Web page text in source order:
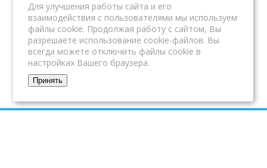
Для улучшения работы сайта и его
взаимодействия с пользователями мы используем
файлы cookie. Продолжая работу с сайтом, Вы
разрешаете использование cookie-файлов. Вы
всегда можете отключить файлы cookie в
настройках Вашего браузера.
Принять